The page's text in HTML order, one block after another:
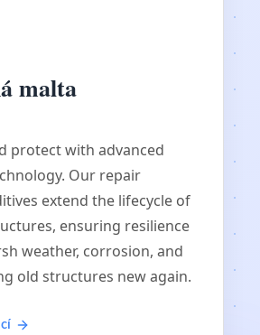
malta
protect with advanced
Our repair
extend the lifecycle of
ensuring resilience
weather, corrosion, and
old structures new again.